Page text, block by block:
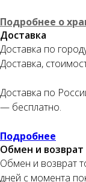
Подробнее о
Доставка
Доставка по
Доставка,
Доставка по
— бесплатно.
Подробнее
Обмен и возврат
Обмен и возврат
дней с момента
Оплатите
картой